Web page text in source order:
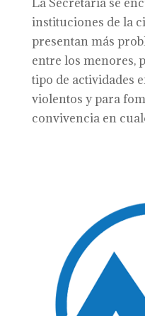
instituciones de la
presentan más
entre los menores,
tipo de actividades
violentos y para
convivencia en